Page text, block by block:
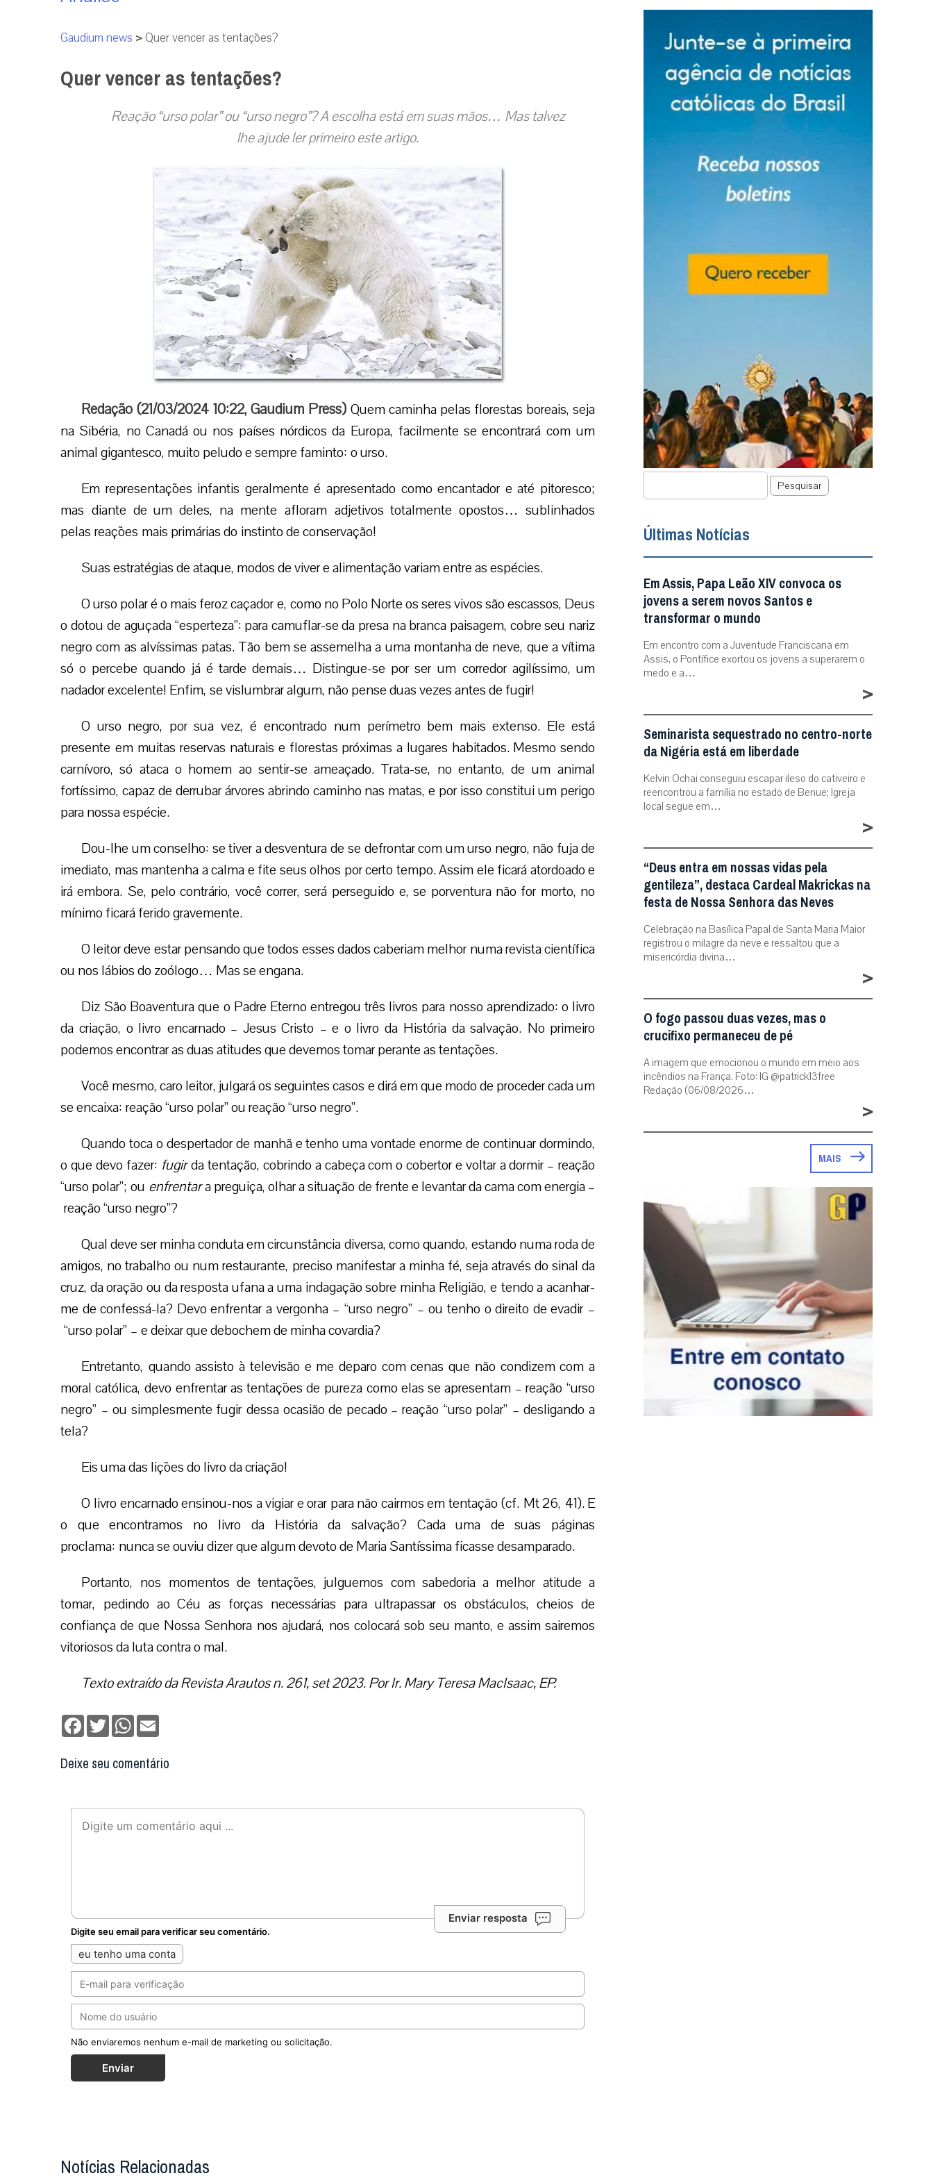
Gaudium news >Quer vencer as tentações?
Quer vencer as tentações?
Reação “urso polar” ou “urso negro”? A escolha está em suas mãos… Mas talvez
lhe ajude ler primeiro este artigo.
Redação (21/03/2024 10:22,Gaudium Press)Quem caminha pelas florestas boreais, seja
na Sibéria, no Canadá ou nos países nórdicos da Europa, facilmente se encontrará com um
animal gigantesco, muito peludo e sempre faminto: o urso.
Em representações infantis geralmente é apresentado como encantador e até pitoresco;
mas diante de um deles, na mente afloram adjetivos totalmente opostos… sublinhados
pelas reações mais primárias do instinto de conservação!
Suas estratégias de ataque, modos de viver e alimentação variam entre as espécies.
O urso polar é o mais feroz caçador e, como no Polo Norte os seres vivos são escassos, Deus
o dotou de aguçada “esperteza”: para camuflar-se da presa na branca paisagem, cobre seu nariz
negro com as alvíssimas patas. Tão bem se assemelha a uma montanha de neve, que a vítima
só o percebe quando já é tarde demais… Distingue-se por ser um corredor agilíssimo, um
nadador excelente! Enfim, se vislumbrar algum, não pense duas vezes antes de fugir!
O urso negro, por sua vez, é encontrado num perímetro bem mais extenso. Ele está
presente em muitas reservas naturais e florestas próximas a lugares habitados. Mesmo sendo
carnívoro, só ataca o homem ao sentir-se ameaçado. Trata-se, no entanto, de um animal
fortíssimo, capaz de derrubar árvores abrindo caminho nas matas, e por isso constitui um perigo
para nossa espécie.
Dou-lhe um conselho: se tiver a desventura de se defrontar com um urso negro, não fuja de
imediato, mas mantenha a calma e fite seus olhos por certo tempo. Assim ele ficará atordoado e
irá embora. Se, pelo contrário, você correr, será perseguido e, se porventura não for morto, no
mínimo ficará ferido gravemente.
O leitor deve estar pensando que todos esses dados caberiam melhor numa revista científica
ou nos lábios do zoólogo… Mas se engana.
Diz São Boaventura que o Padre Eterno entregou três livros para nosso aprendizado: o livro
da criação, o livro encarnado – Jesus Cristo – e o livro da História da salvação. No primeiro
podemos encontrar as duas atitudes que devemos tomar perante as tentações.
Você mesmo, caro leitor, julgará os seguintes casos e dirá em que modo de proceder cada um
se encaixa: reação “urso polar” ou reação “urso negro”.
Quando toca o despertador de manhã e tenho uma vontade enorme de continuar dormindo,
o que devo fazer: fugirda tentação, cobrindo a cabeça com o cobertor e voltar a dormir – reação
“urso polar”; ou enfrentara preguiça, olhar a situação de frente e levantar da cama com energia –
reação “urso negro”?
Qual deve ser minha conduta em circunstância diversa, como quando, estando numa roda de
amigos, no trabalho ou num restaurante, preciso manifestar a minha fé, seja através do sinal da
cruz, da oração ou da resposta ufana a uma indagação sobre minha Religião, e tendo a acanhar-
me de confessá-la? Devo enfrentar a vergonha – “urso negro” – ou tenho o direito de evadir –
“urso polar” – e deixar que debochem de minha covardia?
Entretanto, quando assisto à televisão e me deparo com cenas que não condizem com a
moral católica, devo enfrentar as tentações de pureza como elas se apresentam – reação “urso
negro” – ou simplesmente fugir dessa ocasião de pecado – reação “urso polar” – desligando a
tela?
Eis uma das lições do livro da criação!
O livro encarnado ensinou-nos a vigiar e orar para não cairmos em tentação (cf. Mt 26, 41). E
o que encontramos no livro da História da salvação? Cada uma de suas páginas
proclama: nunca se ouviu dizer que algum devoto de Maria Santíssima ficasse desamparado.
Portanto, nos momentos de tentações, julguemos com sabedoria a melhor atitude a
tomar, pedindo ao Céu as forças necessárias para ultrapassar os obstáculos, cheios de
confiança de que Nossa Senhora nos ajudará, nos colocará sob seu manto, e assim sairemos
vitoriosos da luta contra o mal.
Texto extraído da Revista Arautos n. 261, set 2023. Por Ir. Mary Teresa MacIsaac, EP.
Facebook
TwitterWhatsApp
Deixe seu comentário
Enviar resposta
Digite seu email para verificar seu comentário.
eu tenho uma conta
Não enviaremos nenhum e-mail de marketing ou solicitação.
Enviar
Notícias Relacionadas
Pesquisar
Últimas Notícias
Em Assis, Papa Leão XIV convoca os
jovens a serem novos Santos e
transformar o mundo
Em encontro com a Juventude Franciscana em
Assis, o Pontífice exortou os jovens a superarem o
medo e a…
>
Seminarista sequestrado no centro-norte
da Nigéria está em liberdade
Kelvin Ochai conseguiu escapar ileso do cativeiro e
reencontrou a família no estado de Benue; Igreja
local segue em…
>
“Deus entra em nossas vidas pela
gentileza”, destaca Cardeal Makrickas na
festa de Nossa Senhora das Neves
Celebração na Basílica Papal de Santa Maria Maior
registrou o milagre da neve e ressaltou que a
misericórdia divina…
>
O fogo passou duas vezes, mas o
crucifixo permaneceu de pé
A imagem que emocionou o mundo em meio aos
incêndios na França. Foto: IG @patrick13free
Redação (06/08/2026…
>
MAIS